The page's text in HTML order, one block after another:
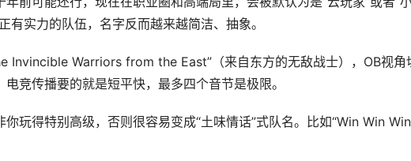
有实力的队伍，名字反而越来越简洁、抽象。
Invincible Warriors from the East”（来自东方的无敌战士），OB视角
竞传播要的就是短平快，最多四个音节是极限。
玩得特别高级，否则很容易变成“土味情话”式队名。比如“Win Win